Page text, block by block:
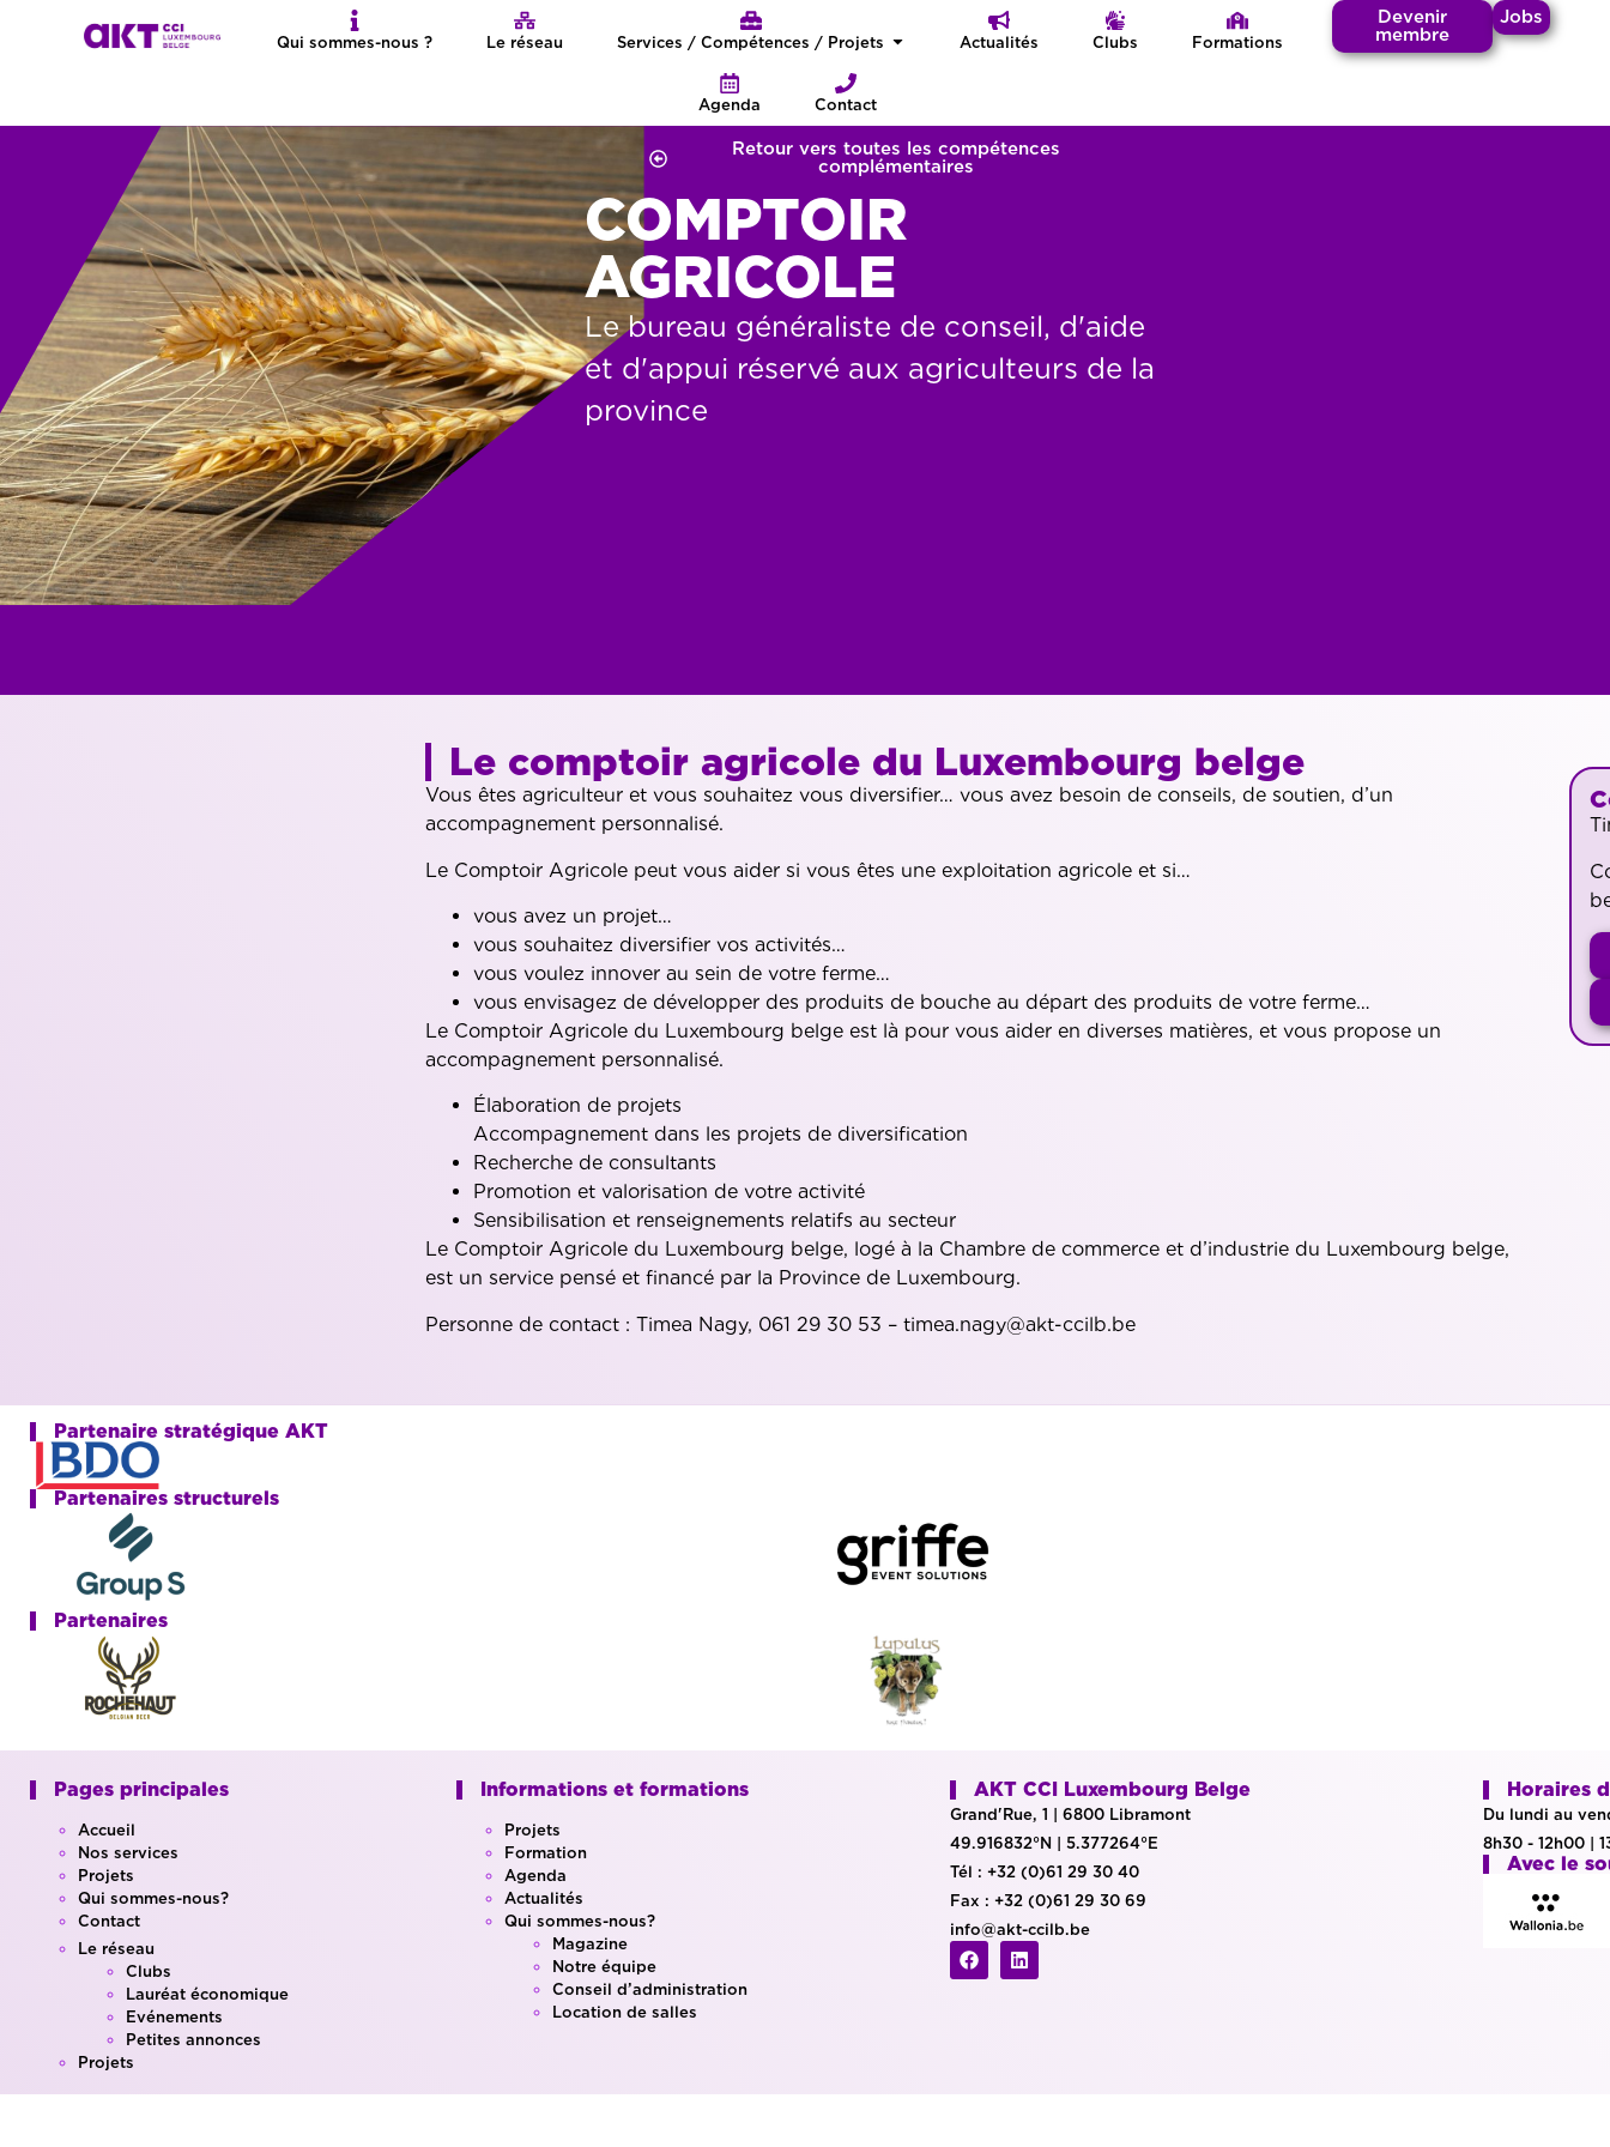
Qui sommes-nous ? Le réseau Services / Compétences / Projets Actualités Clubs Formations
Agenda Contact
Devenir
membre
Jobs
Retour vers toutes les compétences
complémentaires
COMPTOIR
AGRICOLE
Le bureau généraliste de conseil, d'aide
et d'appui réservé aux agriculteurs de la
province
Le comptoir agricole du Luxembourg belge
Vous êtes agriculteur et vous souhaitez vous diversifier… vous avez besoin de conseils, de soutien, d’un
accompagnement personnalisé.
Le Comptoir Agricole peut vous aider si vous êtes une exploitation agricole et si…
vous avez un projet…
vous souhaitez diversifier vos activités…
vous voulez innover au sein de votre ferme…
vous envisagez de développer des produits de bouche au départ des produits de votre ferme…
Le Comptoir Agricole du Luxembourg belge est là pour vous aider en diverses matières, et vous propose un
accompagnement personnalisé.
Élaboration de projets
Accompagnement dans les projets de diversification
Recherche de consultants
Promotion et valorisation de votre activité
Sensibilisation et renseignements relatifs au secteur
Le Comptoir Agricole du Luxembourg belge, logé à la Chambre de commerce et d’industrie du Luxembourg belge,
est un service pensé et financé par la Province de Luxembourg.
Personne de contact : Timea Nagy, 061 29 30 53 – timea.nagy@akt-ccilb.be
Partenaire stratégique AKT
Partenaires structurels
Partenaires
Pages principales
Accueil
Nos services
Projets
Qui sommes-nous?
Contact
Le réseau
Clubs
Lauréat économique
Evénements
Petites annonces
Projets
Informations et formations
Projets
Formation
Agenda
Actualités
Qui sommes-nous?
Magazine
Notre équipe
Conseil d’administration
Location de salles
AKT CCI Luxembourg Belge
Grand'Rue, 1 | 6800 Libramont
49.916832°N | 5.377264°E
Tél : +32 (0)61 29 30 40
Fax : +32 (0)61 29 30 69
info@akt-ccilb.be
Horaires
Du lundi au
8h30 - 12h00 |
Avec le